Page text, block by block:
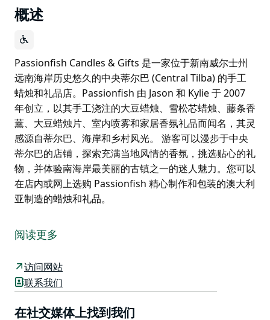
概述
Passionfish Candles & Gifts 是一家位于新南威尔士州
远南海岸历史悠久的中央蒂尔巴 (Central Tilba) 的手工
蜡烛和礼品店。Passionfish 由 Jason 和 Kylie 于 2007
年创立，以其手工浇注的大豆蜡烛、雪松芯蜡烛、藤条香
薰、大豆蜡烛片、室内喷雾和家居香氛礼品而闻名，其灵
感源自蒂尔巴、海岸和乡村风光。 游客可以漫步于中央
蒂尔巴的店铺，探索充满当地风情的香氛，挑选贴心的礼
物，并体验南海岸最美丽的古镇之一的迷人魅力。您可以
在店内或网上选购 Passionfish 精心制作和包装的澳大利
亚制造的蜡烛和礼品。
远南海岸历史悠久的中央蒂尔巴 (Central Tilba) 的手工
蜡烛和礼品店。Passionfish 由 Jason 和 Kylie 于 2007
年创立，以其手工浇注的大豆蜡烛、雪松芯蜡烛、藤条香
薰、大豆蜡烛片、室内喷雾和家居香氛礼品而闻名，其灵
感源自蒂尔巴、海岸和乡村风光。
游客可以漫步于中央蒂尔巴的店铺，探索充满当地风情的
阅读更多
访问网站
联系我们
在社交媒体上找到我们